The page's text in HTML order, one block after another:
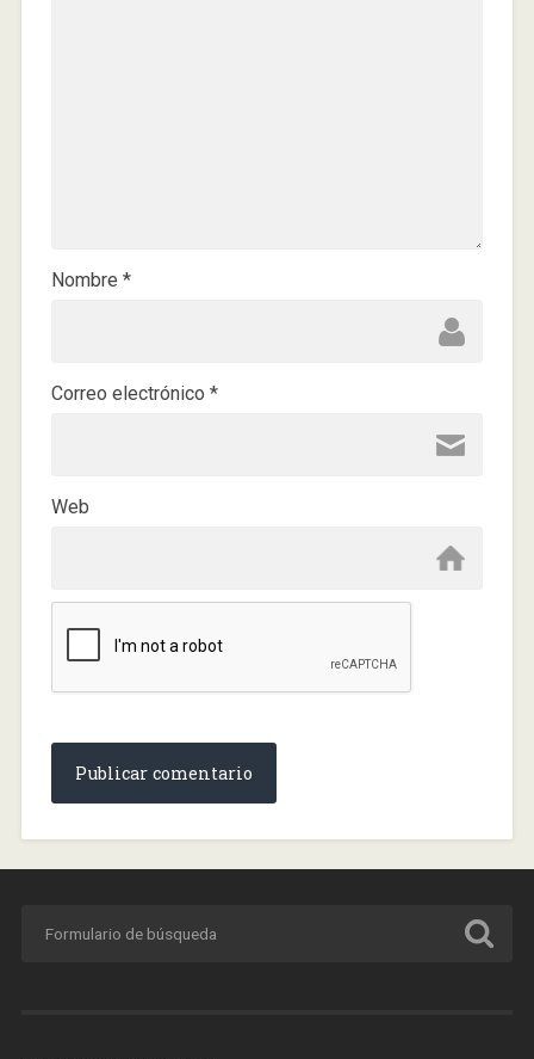
Nombre *
Correo electrónico *
Web